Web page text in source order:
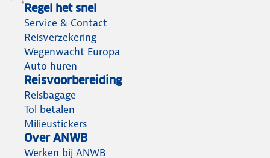
Regel het snel
Service & Contact
Reisverzekering
Wegenwacht Europa
Auto huren
Reisvoorbereiding
Reisbagage
Tol betalen
Milieustickers
Over ANWB
Werken bij ANWB